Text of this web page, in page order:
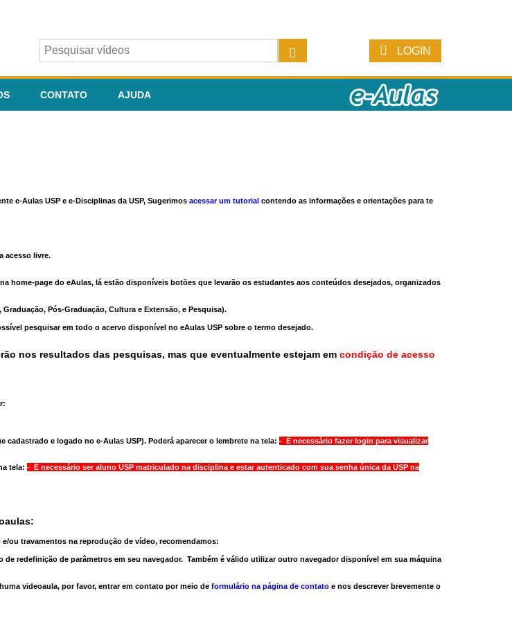
LOGIN
CONTATO AJUDA
e-Aulas USP e e-Disciplinas da USP, Sugerimos acessar um tutorial contendo as informações e orientações para te
acesso livre.
home-page do eAulas, lá estão disponíveis botões que levarão os estudantes aos conteúdos desejados, organizados
Pós-Graduação, Cultura e Extensão, e Pesquisa).
pesquisar em todo o acervo disponível no eAulas USP sobre o termo desejado.
nos resultados das pesquisas, mas que eventualmente estejam em condição de acesso
cadastrado e logado no e-Aulas USP). Poderá aparecer o lembrete na tela: - É necessário fazer login para visualizar
tela: - É necessário ser aluno USP matriculado na disciplina e estar autenticado com sua senha única da USP na
ou travamentos na reprodução de vídeo, recomendamos:
de redefinição de parâmetros em seu navegador. Também é válido utilizar outro navegadordisponível em sua máquina
videoaula, por favor, entrar em contato por meio de formulário na página de contato e nos descrever brevemente o